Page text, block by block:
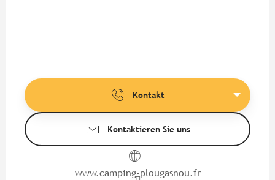
Kontakt
Kontaktieren Sie uns
www.camping-plougasnou.fr